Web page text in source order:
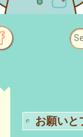
お願いと